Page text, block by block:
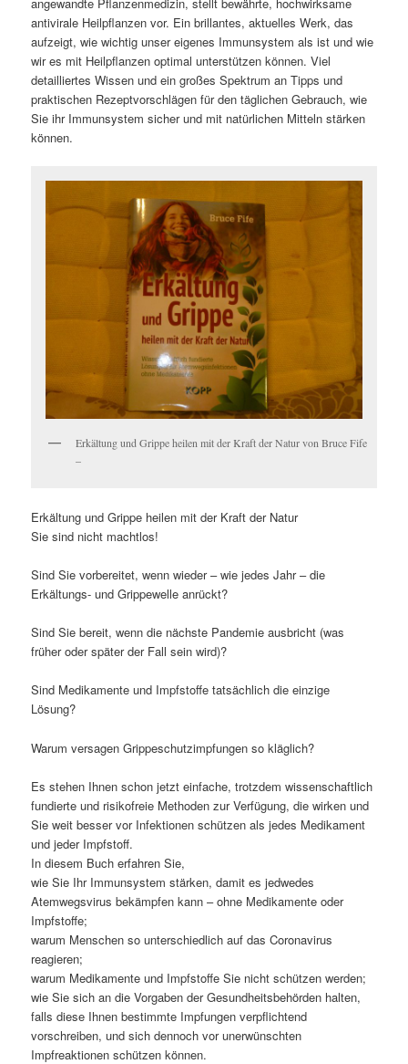
antivirale Heilpflanzen vor. Ein brillantes, aktuelles Werk, das
aufzeigt, wie wichtig unser eigenes Immunsystem als ist und wie
wir es mit Heilpflanzen optimal unterstützen können. Viel
detailliertes Wissen und ein großes Spektrum an Tipps und
praktischen Rezeptvorschlägen für den täglichen Gebrauch, wie
Sie ihr Immunsystem sicher und mit natürlichen Mitteln stärken
können.
Erkältung und Grippe heilen mit der Kraft der Natur von Bruce Fife
–
Erkältung und Grippe heilen mit der Kraft der Natur
Sie sind nicht machtlos!
Sind Sie vorbereitet, wenn wieder – wie jedes Jahr – die
Erkältungs- und Grippewelle anrückt?
Sind Sie bereit, wenn die nächste Pandemie ausbricht (was
früher oder später der Fall sein wird)?
Sind Medikamente und Impfstoffe tatsächlich die einzige
Lösung?
Warum versagen Grippeschutzimpfungen so kläglich?
Es stehen Ihnen schon jetzt einfache, trotzdem wissenschaftlich
fundierte und risikofreie Methoden zur Verfügung, die wirken und
Sie weit besser vor Infektionen schützen als jedes Medikament
und jeder Impfstoff.
In diesem Buch erfahren Sie,
wie Sie Ihr Immunsystem stärken, damit es jedwedes
Atemwegsvirus bekämpfen kann – ohne Medikamente oder
Impfstoffe;
warum Menschen so unterschiedlich auf das Coronavirus
reagieren;
warum Medikamente und Impfstoffe Sie nicht schützen werden;
wie Sie sich an die Vorgaben der Gesundheitsbehörden halten,
falls diese Ihnen bestimmte Impfungen verpflichtend
vorschreiben, und sich dennoch vor unerwünschten
Impfreaktionen schützen können.